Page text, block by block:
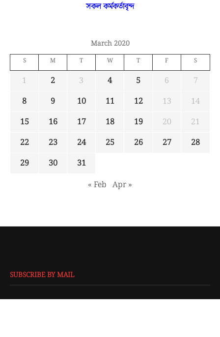
সকল কর্মকর্তাবৃন্দ
March 2020
S M T W T F S
1 2 3 4 5 6
7
8
9 10 11 12 13
14
15
16 17 18 19 20
21
22
23 24 25 26 27
28
29
30
31
« Feb Apr »
SUBSCRIBE BY MAIL